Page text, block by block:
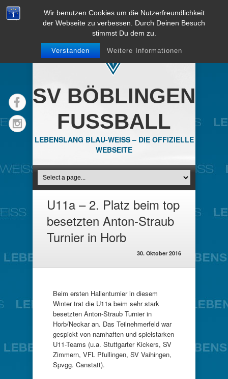
Wir benutzen Cookies um die Nutzerfreundlichkeit
der Webseite zu verbessen. Durch Deinen Besuch
stimmst Du dem zu.
Verstanden Weitere Informationen
SV BÖBLINGEN
FUSSBALL
LEBENSLANG BLAU-WEISS – DIE OFFIZIELLE
WEBSEITE
U11a – 2. Platz beim top
besetzten Anton-Straub
Turnier in Horb
30. Oktober 2016
Beim ersten Hallenturnier in diesem
Winter trat die U11a beim sehr stark
besetzten Anton-Straub Turnier in
Horb/Neckar an. Das Teilnehmerfeld war
gespickt von namhaften und spielstarken
U11-Teams (u.a. Stuttgarter Kickers, SV
Zimmern, VFL Pfullingen, SV Vaihingen,
Spvgg. Canstatt).